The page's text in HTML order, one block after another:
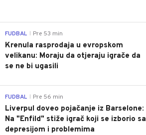
FUDBAL Pre 53 min
Krenula rasprodaja u evropskom
velikanu: Moraju da otjeraju igrače da
se ne bi ugasili
FUDBAL Pre 56 min
Liverpul doveo pojačanje iz Barselone:
Na "Enfild" stiže igrač koji se izborio sa
depresijom i problemima